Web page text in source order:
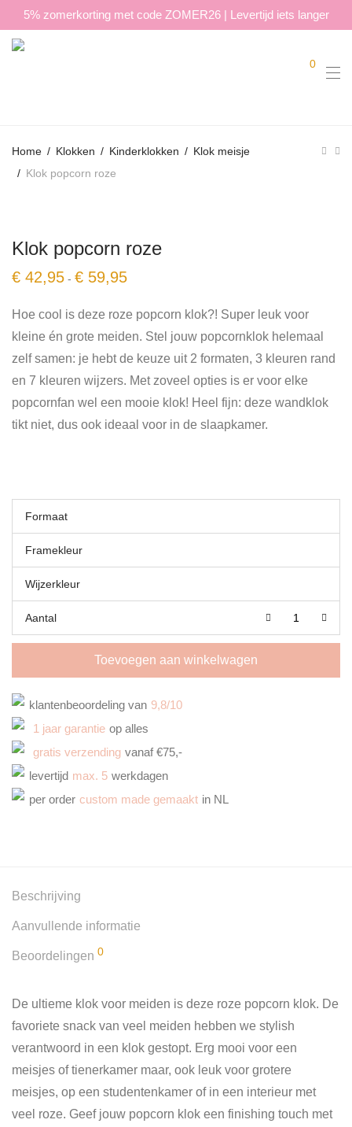
5% zomerkorting met code ZOMER26 | Levertijd iets langer
0
Home / Klokken / Kinderklokken / Klok meisje
/ Klok popcorn roze
Klok popcorn roze
€ 42,95 - € 59,95
Hoe cool is deze roze popcorn klok?! Super leuk voor
kleine én grote meiden. Stel jouw popcornklok helemaal
zelf samen: je hebt de keuze uit 2 formaten, 3 kleuren rand
en 7 kleuren wijzers. Met zoveel opties is er voor elke
popcornfan wel een mooie klok! Heel fijn: deze wandklok
tikt niet, dus ook ideaal voor in de slaapkamer.
Formaat
Framekleur
Wijzerkleur
Aantal
Toevoegen aan winkelwagen
klantenbeoordeling van 9,8/10
1 jaar garantie op alles
gratis verzending vanaf €75,-
levertijd max. 5 werkdagen
per order custom made gemaakt in NL
Beschrijving
Aanvullende informatie
Beoordelingen 0
De ultieme klok voor meiden is deze roze popcorn klok. De
favoriete snack van veel meiden hebben we stylish
verantwoord in een klok gestopt. Erg mooi voor een
meisjes of tienerkamer maar, ook leuk voor grotere
meisjes, op een studentenkamer of in een interieur met
veel roze. Geef jouw popcorn klok een finishing touch met